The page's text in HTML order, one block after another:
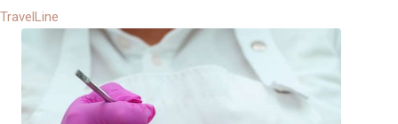
TravelLine